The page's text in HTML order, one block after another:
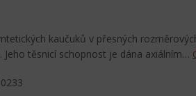
kaučuků v přesných
Jeho těsnicí schopnost je dána axiálním…